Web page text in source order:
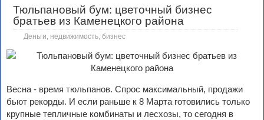
Тюльпановый бум: цветочный бизнес
братьев из Каменецкого района
Деньги, недвижимость, бизнес
Весна - время тюльпанов. Спрос максимальный, продажи
бьют рекорды. И если раньше к 8 Марта готовились только
крупные тепличные комбинаты и лесхозы, то сегодня в